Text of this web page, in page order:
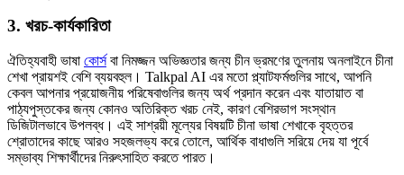
3. খরচ-কার্যকারিতা
ঐতিহ্যবাহী ভাষা কোর্সবা নিমজ্জন অভিজ্ঞতার জন্য চীন ভ্রমণের তুলনায় অনলাইনে চীনা
শেখা প্রায়শই বেশি ব্যয়বহুল। Talkpal AI এর মতো প্ল্যাটফর্মগুলির সাথে, আপনি
কেবল আপনার প্রয়োজনীয় পরিষেবাগুলির জন্য অর্থ প্রদান করেন এবং যাতায়াত বা
পাঠ্যপুস্তকের জন্য কোনও অতিরিক্ত খরচ নেই, কারণ বেশিরভাগ সংস্থান
ডিজিটালভাবে উপলব্ধ। এই সাশ্রয়ী মূল্যের বিষয়টি চীনা ভাষা শেখাকে বৃহত্তর
শ্রোতাদের কাছে আরও সহজলভ্য করে তোলে, আর্থিক বাধাগুলি সরিয়ে দেয় যা পূর্বে
সম্ভাব্য শিক্ষার্থীদের নিরুৎসাহিত করতে পারত।